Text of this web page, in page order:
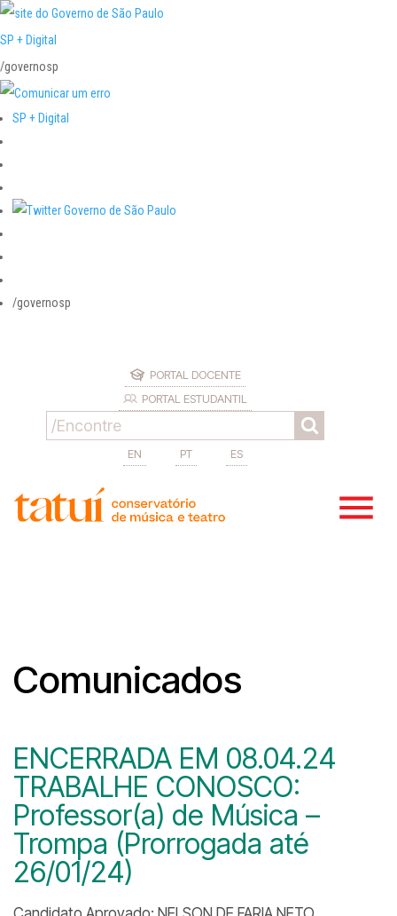
SP + Digital
/governosp
SP + Digital
/governosp
PORTAL DOCENTE
PORTAL ESTUDANTIL
EN PT ES
Comunicados
ENCERRADA EM 08.04.24
TRABALHE CONOSCO:
Professor(a) de Música –
Trompa (Prorrogada até
26/01/24)